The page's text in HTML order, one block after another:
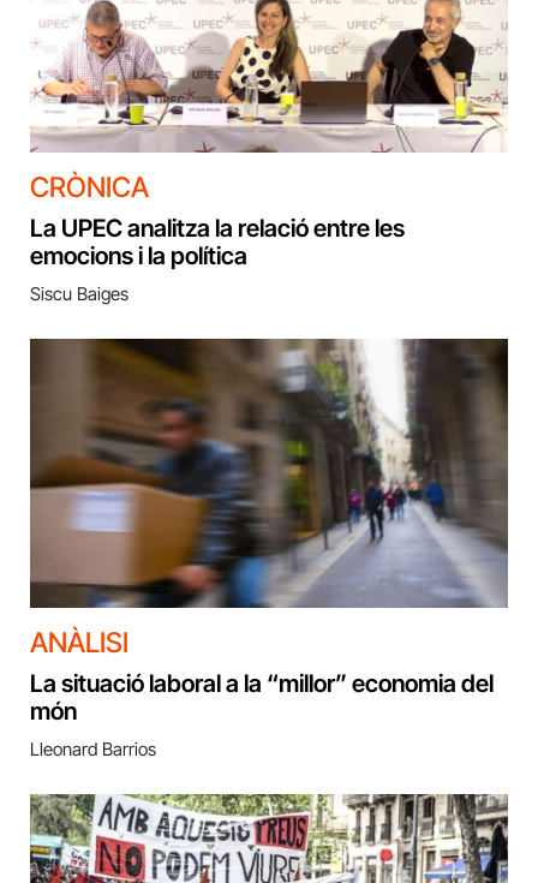
CRÒNICA
La UPEC analitza la relació entre les
emocions i la política
Siscu Baiges
ANÀLISI
La situació laboral a la “millor” economia del
món
Lleonard Barrios